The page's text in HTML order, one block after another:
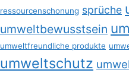
ressourcenschonung sprüche
umweltbewusstsein
umweltfreundliche produkte
umweltschutz